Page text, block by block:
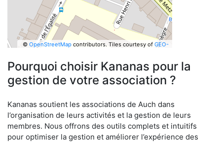
© OpenStreetMapcontributors. Tiles courtesy of GEO-
Pourquoi choisir Kananas pour la
gestion de votre association ?
Kananas soutient les associations de Auch dans
l’organisation de leurs activités et la gestion de leurs
membres. Nous offrons des outils complets et intuitifs
pour optimiser la gestion et améliorer l’expérience des